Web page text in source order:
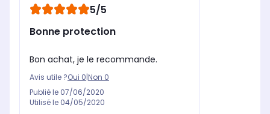
5/5
Bonne protection
Bon achat, je le recommande.
Avis utile ?Oui 0 Non 0
Publié le 07/06/2020
Utilisé le 04/05/2020